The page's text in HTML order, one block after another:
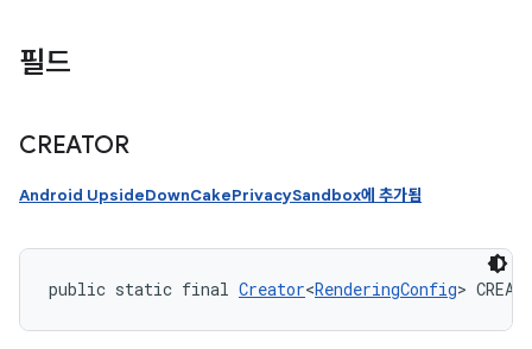
필드
CREATOR
Android UpsideDownCakePrivacySandbox에 추가됨
public static final Creator<RenderingConfig>